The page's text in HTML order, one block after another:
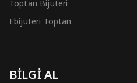
Toptan Bijuteri
Ebijuteri Toptan
BİLGİ AL